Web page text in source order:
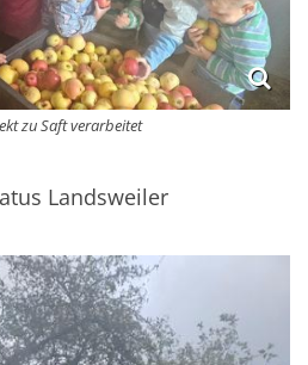
zu Saft verarbeitet
Landsweiler